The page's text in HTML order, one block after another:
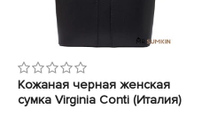
Кожаная черная женская
сумка Virginia Conti (Италия)